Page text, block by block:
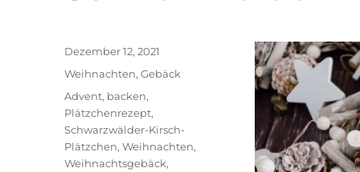
Veröffentlicht
Dezember 12, 2021
Kategorien
Weihnachten,Gebäck
Schlagwörter
Advent, backen,
Plätzchenrezept,
Schwarzwälder-Kirsch-
Plätzchen,Weihnachten,
Weihnachtsgebäck,